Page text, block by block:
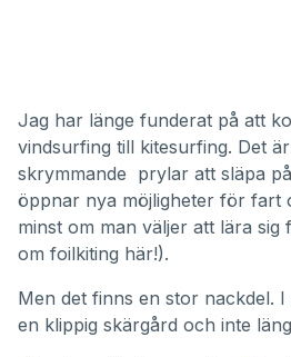
Jag har länge funderat på att
vindsurfing till kitesurfing. Det
skrymmande prylar att släpa
öppnar nya möjligheter för fart
minst om man väljer att lära sig
om foilkiting här!).
Men det finns en stor nackdel.
en klippig skärgård och inte